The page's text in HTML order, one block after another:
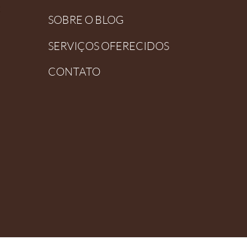
SOBRE O BLOG
SERVIÇOS OFERECIDOS
CONTATO